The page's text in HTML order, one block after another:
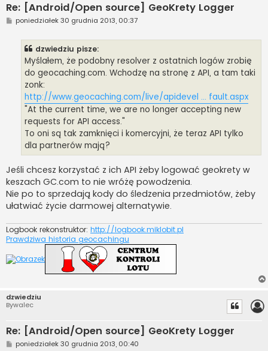
Re: [Android/Open source] GeoKrety Logger
P
o
poniedziałek 30 grudnia 2013, 00:37
dzwiedziu pisze:
Myślałem, że podobny resolver z ostatnich logów zrobię
do geocaching.com. Wchodzę na stronę z API, a tam taki
zonk:
http://www.geocaching.com/live/apidevel ... fault.aspx
"At the current time, we are no longer accepting new
requests for API access."
To oni są tak zamknięci i komercyjni, że teraz API tylko
dla partnerów mają?
Jeśli chcesz korzystać z ich API żeby logować geokrety w
keszach GC.com to nie wróżę powodzenia.
Nie po to sprzedają kody do śledzenia przedmiotów, żeby
ułatwiać życie darmowej alternatywie.
Logbook rekonstruktor: http://logbook.miklobit.pl
Prawdziwa historia geocachingu
dzwiedziu
Bywalec
Re: [Android/Open source] GeoKrety Logger
Pponiedziałek 30 grudnia 2013, 00:40